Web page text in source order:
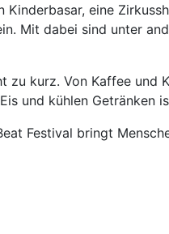
Kinderbasar, eine
Mit dabei sind unter
zu kurz. Von Kaffee und
und kühlen Getränken
Festival bringt